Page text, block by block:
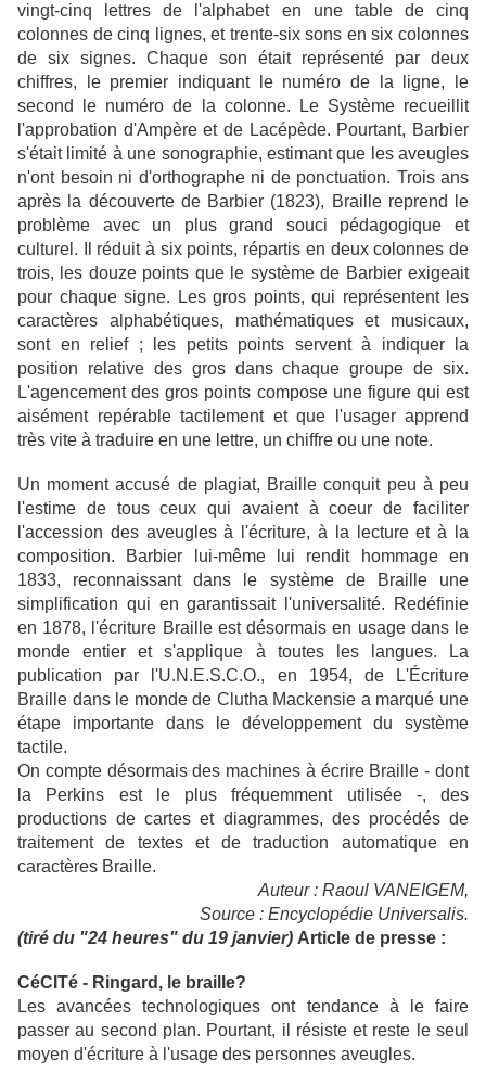
vingt-cinq lettres de l'alphabet en une table de cinq
colonnes de cinq lignes, et trente-six sons en six colonnes
de six signes. Chaque son était représenté par deux
chiffres, le premier indiquant le numéro de la ligne, le
second le numéro de la colonne. Le Système recueillit
l'approbation d'Ampère et de Lacépède. Pourtant, Barbier
s'était limité à une sonographie, estimant que les aveugles
n'ont besoin ni d'orthographe ni de ponctuation. Trois ans
après la découverte de Barbier (1823), Braille reprend le
problème avec un plus grand souci pédagogique et
culturel. Il réduit à six points, répartis en deux colonnes de
trois, les douze points que le système de Barbier exigeait
pour chaque signe. Les gros points, qui représentent les
caractères alphabétiques, mathématiques et musicaux,
sont en relief ; les petits points servent à indiquer la
position relative des gros dans chaque groupe de six.
L'agencement des gros points compose une figure qui est
aisément repérable tactilement et que l'usager apprend
très vite à traduire en une lettre, un chiffre ou une note.
Un moment accusé de plagiat, Braille conquit peu à peu
l'estime de tous ceux qui avaient à coeur de faciliter
l'accession des aveugles à l'écriture, à la lecture et à la
composition. Barbier lui-même lui rendit hommage en
1833, reconnaissant dans le système de Braille une
simplification qui en garantissait l'universalité. Redéfinie
en 1878, l'écriture Braille est désormais en usage dans le
monde entier et s'applique à toutes les langues. La
publication par l'U.N.E.S.C.O., en 1954, de L'Écriture
Braille dans le monde de Clutha Mackensie a marqué une
étape importante dans le développement du système
tactile.
On compte désormais des machines à écrire Braille - dont
la Perkins est le plus fréquemment utilisée -, des
productions de cartes et diagrammes, des procédés de
traitement de textes et de traduction automatique en
caractères Braille.
Auteur : Raoul VANEIGEM,
Source : Encyclopédie Universalis.
(tiré du "24 heures" du 19 janvier) Article de presse :
CéCITé - Ringard, le braille?
Les avancées technologiques ont tendance à le faire
passer au second plan. Pourtant, il résiste et reste le seul
moyen d'écriture à l'usage des personnes aveugles.